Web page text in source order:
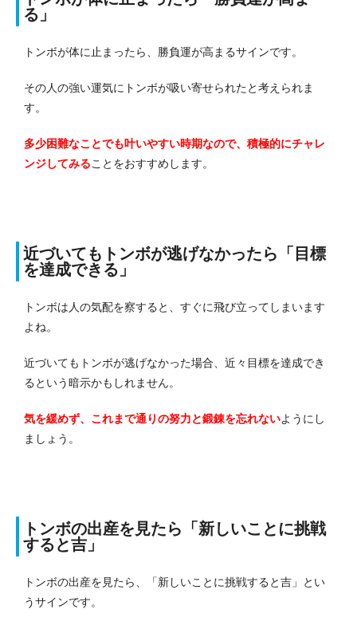
る」
トンボが体に止まったら、勝負運が高まるサインです。
その人の強い運気にトンボが吸い寄せられたと考えられま
す。
多少困難なことでも叶いやすい時期なので、積極的にチャレ
ンジしてみることをおすすめします。
近づいてもトンボが逃げなかったら「目標
を達成できる」
トンボは人の気配を察すると、すぐに飛び立ってしまいます
よね。
近づいてもトンボが逃げなかった場合、近々目標を達成でき
るという暗示かもしれません。
気を緩めず、これまで通りの努力と鍛錬を忘れないようにし
ましょう。
トンボの出産を見たら「新しいことに挑戦
すると吉」
トンボの出産を見たら、「新しいことに挑戦すると吉」とい
うサインです。